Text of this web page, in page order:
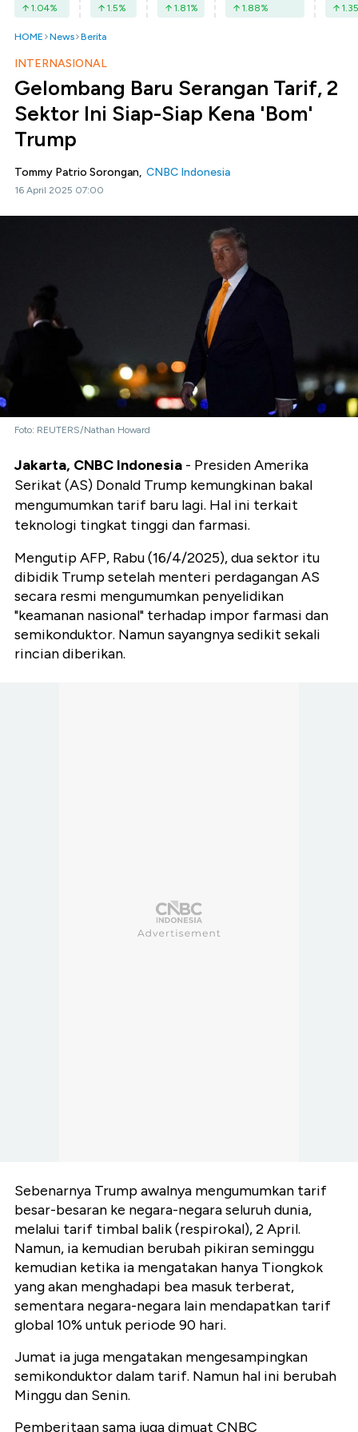
1.04% 1.5% 1.81% 1.88% 1.35
HOME News Berita
INTERNASIONAL
Gelombang Baru Serangan Tarif, 2
Sektor Ini Siap-Siap Kena 'Bom'
Trump
Tommy Patrio Sorongan, CNBC Indonesia
16 April 2025 07:00
Foto: REUTERS/Nathan Howard
Jakarta, CNBC Indonesia - Presiden Amerika
Serikat (AS) Donald Trump kemungkinan bakal
mengumumkan tarif baru lagi. Hal ini terkait
teknologi tingkat tinggi dan farmasi.
Mengutip AFP, Rabu (16/4/2025), dua sektor itu
dibidik Trump setelah menteri perdagangan AS
secara resmi mengumumkan penyelidikan
"keamanan nasional" terhadap impor farmasi dan
semikonduktor. Namun sayangnya sedikit sekali
rincian diberikan.
Sebenarnya Trump awalnya mengumumkan tarif
besar-besaran ke negara-negara seluruh dunia,
melalui tarif timbal balik (respirokal), 2 April.
Namun, ia kemudian berubah pikiran seminggu
kemudian ketika ia mengatakan hanya Tiongkok
yang akan menghadapi bea masuk terberat,
sementara negara-negara lain mendapatkan tarif
global 10% untuk periode 90 hari.
Jumat ia juga mengatakan mengesampingkan
semikonduktor dalam tarif. Namun hal ini berubah
Minggu dan Senin.
Pemberitaan sama juga dimuat CNBC